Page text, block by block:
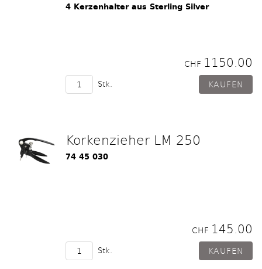
4 Kerzenhalter aus Sterling Silver
CHF 1150.00
Stk.
Korkenzieher LM 250
74 45 030
CHF 145.00
Stk.